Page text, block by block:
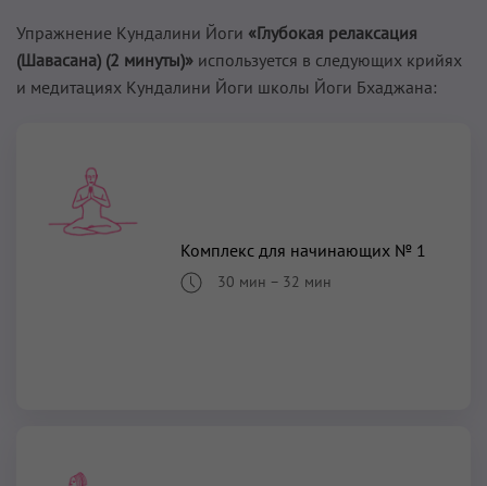
Упражнение Кундалини Йоги «Глубокая релаксация
(Шавасана) (2 минуты)» используется в следующих крийях
и медитациях Кундалини Йоги школы Йоги Бхаджана:
Комплекс для начинающих № 1
30 мин – 32 мин